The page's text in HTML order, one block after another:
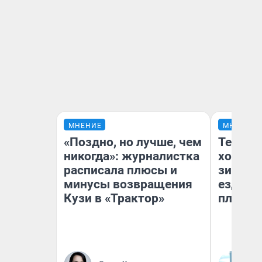
МНЕНИЕ
«Поздно, но лучше, чем
никогда»: журналистка
расписала плюсы и
минусы возвращения
Кузи в «Трактор»
МНЕНИЕ
Тепло
зимой.
ездит
плюсы